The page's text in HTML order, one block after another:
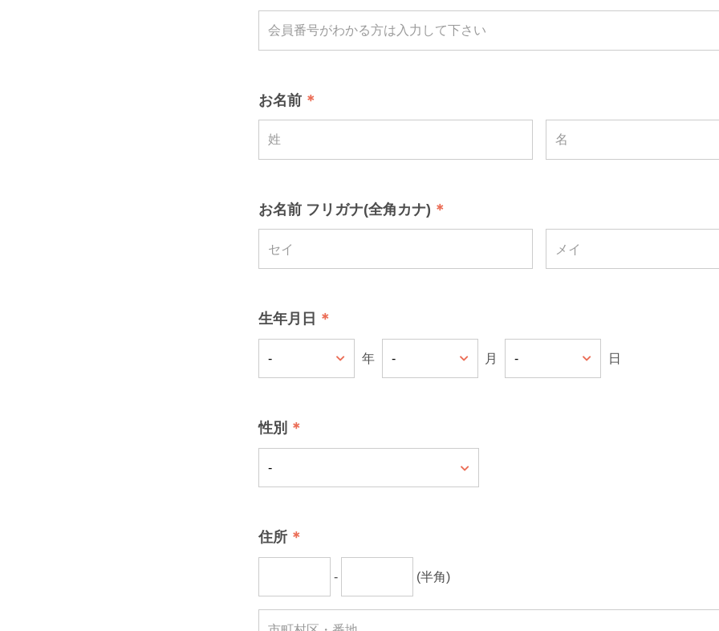
お名前
お名前 フリガナ(全角カナ)
生年月日
年 月 日
性別
住所
- (半角)